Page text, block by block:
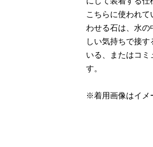
こちらに使われ
わせる石は、水
しい気持ちで接
いる、またはコ
す。
※着用画像はイメ